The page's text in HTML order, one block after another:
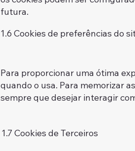
1.6 Cookies de preferências do
Para proporcionar uma ótima
quando o usa. Para memorizar
sempre que desejar interagir
1.7 Cookies de Terceiros